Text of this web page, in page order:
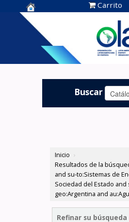
Centro de
Documentación
OLADE -
Carrito
Buscar
Inicio ›
Resultados de la
and su-to:Sistemas de
Sociedad del Estado and
geo:Argentina and
Refinar su búsqueda